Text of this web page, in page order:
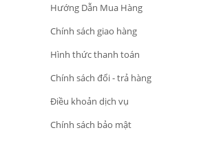
Hướng Dẫn Mua Hàng
Chính sách giao hàng
Hình thức thanh toán
Chính sách đổi - trả hàng
Điều khoản dịch vụ
Chính sách bảo mật